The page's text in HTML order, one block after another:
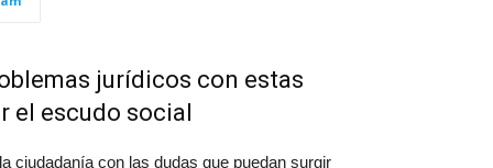
jurídicos con estas
el escudo social
ciudadanía con las dudas que puedan surgir